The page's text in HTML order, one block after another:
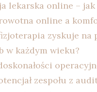
lekarska online – jak
online a
zyskuje na
w każdym wieku?
zespołu z